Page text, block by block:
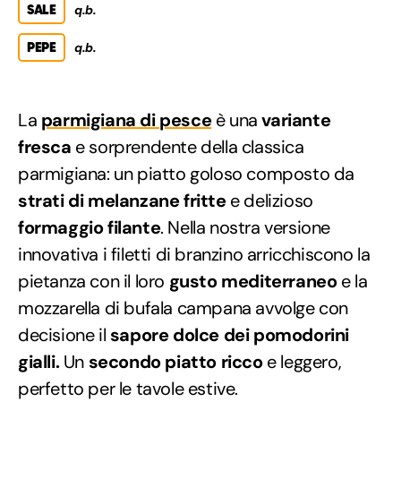
SALE q.b.
PEPE q.b.
La parmigiana di pesceè unavariante
fresca e sorprendente della classica
parmigiana: un piatto goloso composto da
strati di melanzane frittee delizioso
formaggio filante. Nella nostra versione
innovativa i filetti di branzino arricchiscono la
pietanza con il loro gusto mediterraneoe la
mozzarella di bufala campana avvolge con
decisione il sapore dolce dei pomodorini
gialli.Un secondo piatto riccoe leggero,
perfetto per le tavole estive.